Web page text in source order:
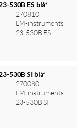
ind for at se priser
530B ES blå*
270810
LM-instruments
23-530B ES
ind for at se priser
530B SI blå*
270080
LM-instruments
23-530B SI